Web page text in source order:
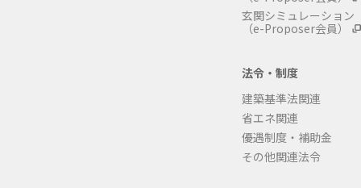
玄関シミュレーション
（e-Proposer会員）
法令・制度
建築基準法関連
省エネ関連
優遇制度・補助金
その他関連法令